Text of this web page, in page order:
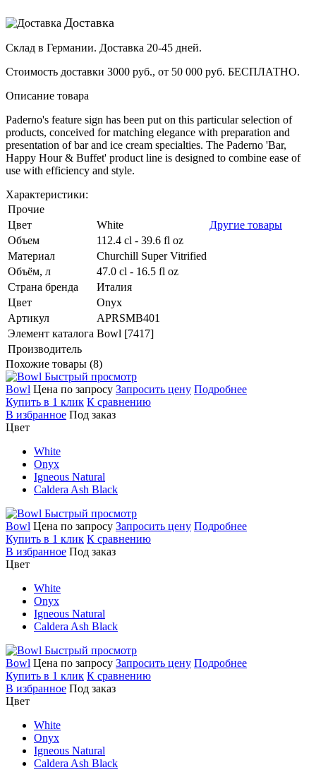
Доставка
Склад в Германии. Доставка 20-45 дней.
Стоимость доставки 3000 руб., от 50 000 руб. БЕСПЛАТНО.
Описание товара
Paderno's feature sign has been put on this particular selection of
products, conceived for matching elegance with preparation and
presentation of bar and ice cream specialties. The Paderno 'Bar,
Happy Hour & Buffet' product line is designed to combine ease of
use with efficiency and style.
Характеристики:
Прочие
Цвет
White
Другие товары
Объем
112.4 cl - 39.6 fl oz
Материал
Churchill Super Vitrified
Объём, л
47.0 cl - 16.5 fl oz
Страна бренда
Италия
Цвет
Onyx
Артикул
APRSMB401
Элемент каталога Bowl [7417]
Производитель
Похожие товары (8)
Быстрый просмотр
Bowl Цена по запросу Запросить цену Подробнее
Купить в 1 клик К сравнению
В избранное Под заказ
Цвет
White
Onyx
Igneous Natural
Caldera Ash Black
Быстрый просмотр
Bowl Цена по запросу Запросить цену Подробнее
Купить в 1 клик К сравнению
В избранное Под заказ
Цвет
White
Onyx
Igneous Natural
Caldera Ash Black
Быстрый просмотр
Bowl Цена по запросу Запросить цену Подробнее
Купить в 1 клик К сравнению
В избранное Под заказ
Цвет
White
Onyx
Igneous Natural
Caldera Ash Black